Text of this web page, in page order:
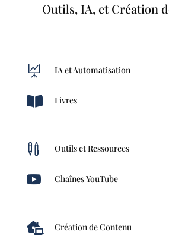
Outils, IA, et Création
 IA et Automatisation
 Livres
 Outils et Ressources
 Chaînes YouTube
 Création de Contenu